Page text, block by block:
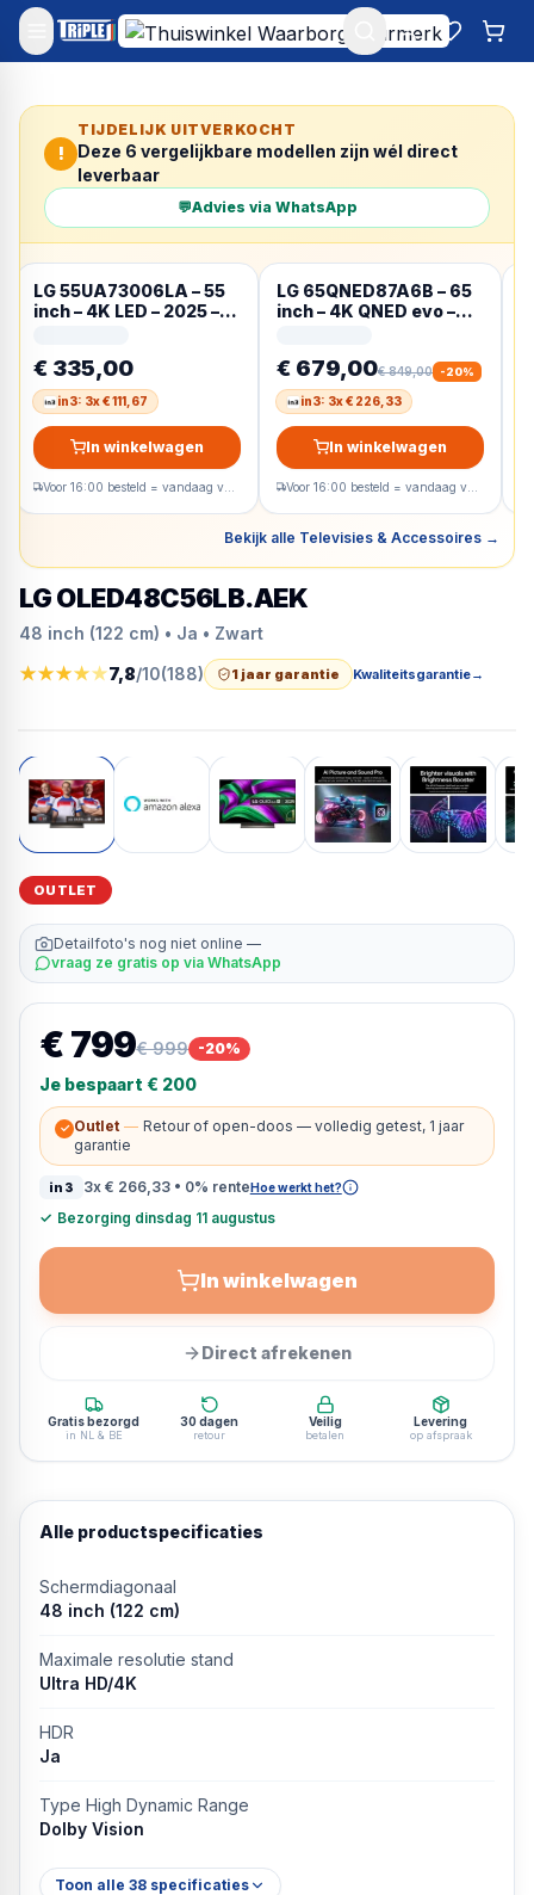
Mijn account
!
TIJDELIJK UITVERKOCHT
Deze 6 vergelijkbare modellen zijn wél direct
leverbaar
💬Advies via WhatsApp
LG 55UA73006LA – 55
inch – 4K LED – 2025 –
€ 335,00
in3: 3x € 111,67
In winkelwagen
LG 65QNED87A6B – 65
inch – 4K QNED evo –
€ 679,00€ 849,00 -20%
in3: 3x € 226,33
In winkelwagen
Bekijk alle Televisies & Accessoires →
LG OLED48C56LB.AEK
48 inch (122 cm) • Ja • Zwart
★★★★★7,8/10(188) 1 jaar garantie Kwaliteitsgarantie→
OUTLET
Detailfoto's nog niet online —
vraag ze gratis op via WhatsApp
€ 799€ 999 -20%
Je bespaart € 200
✓ Outlet — Retour of open-doos — volledig getest, 1 jaar
garantie
in3 3x € 266,33• 0% renteHoe werkt het?
✓ Bezorging dinsdag 11 augustus
In winkelwagen
Direct afrekenen
Gratis bezorgd
in NL & BE
30 dagen
retour
Veilig
betalen
Levering
op afspraak
Alle productspecificaties
Schermdiagonaal
48 inch (122 cm)
Maximale resolutie stand
Ultra HD/4K
HDR
Ja
Type High Dynamic Range
Dolby Vision
Toon alle 38 specificaties